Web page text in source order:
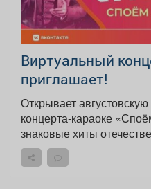
Виртуальный
приглашает!
Открывает
концерта-караоке
знаковые хиты